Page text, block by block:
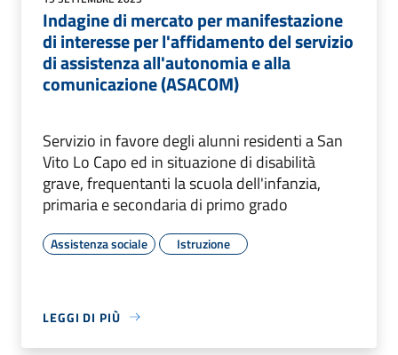
Indagine di mercato per manifestazione
di interesse per l'affidamento del servizio
di assistenza all'autonomia e alla
comunicazione (ASACOM)
Servizio in favore degli alunni residenti a San
Vito Lo Capo ed in situazione di disabilità
grave, frequentanti la scuola dell'infanzia,
primaria e secondaria di primo grado
Assistenza sociale Istruzione
LEGGI DI PIÙ